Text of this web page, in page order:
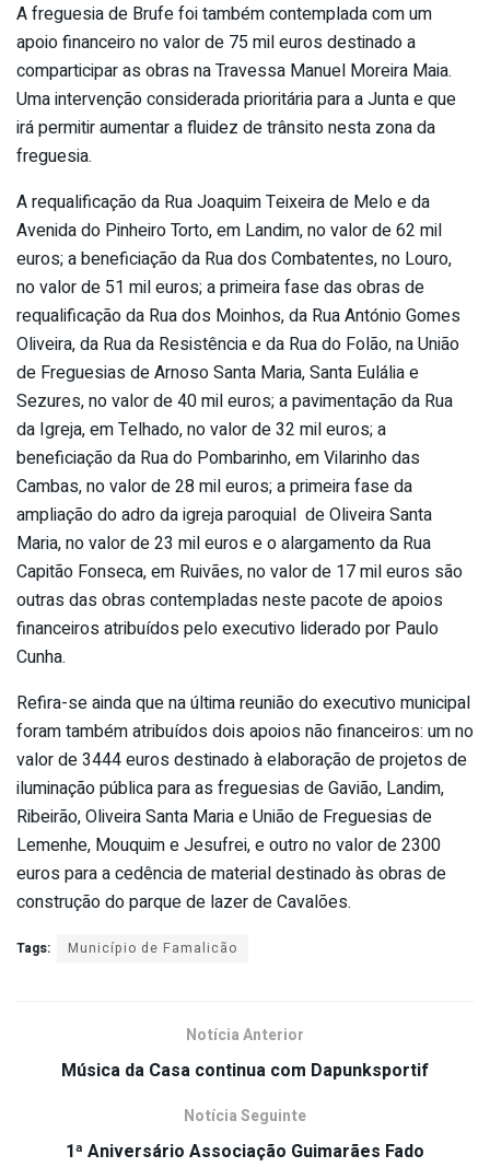
A freguesia de Brufe foi também contemplada com um
apoio financeiro no valor de 75 mil euros destinado a
comparticipar as obras na Travessa Manuel Moreira Maia.
Uma intervenção considerada prioritária para a Junta e que
irá permitir aumentar a fluidez de trânsito nesta zona da
freguesia.
A requalificação da Rua Joaquim Teixeira de Melo e da
Avenida do Pinheiro Torto, em Landim, no valor de 62 mil
euros; a beneficiação da Rua dos Combatentes, no Louro,
no valor de 51 mil euros; a primeira fase das obras de
requalificação da Rua dos Moinhos, da Rua António Gomes
Oliveira, da Rua da Resistência e da Rua do Folão, na União
de Freguesias de Arnoso Santa Maria, Santa Eulália e
Sezures, no valor de 40 mil euros; a pavimentação da Rua
da Igreja, em Telhado, no valor de 32 mil euros; a
beneficiação da Rua do Pombarinho, em Vilarinho das
Cambas, no valor de 28 mil euros; a primeira fase da
ampliação do adro da igreja paroquial de Oliveira Santa
Maria, no valor de 23 mil euros e o alargamento da Rua
Capitão Fonseca, em Ruivães, no valor de 17 mil euros são
outras das obras contempladas neste pacote de apoios
financeiros atribuídos pelo executivo liderado por Paulo
Cunha.
Refira-se ainda que na última reunião do executivo municipal
foram também atribuídos dois apoios não financeiros: um no
valor de 3444 euros destinado à elaboração de projetos de
iluminação pública para as freguesias de Gavião, Landim,
Ribeirão, Oliveira Santa Maria e União de Freguesias de
Lemenhe, Mouquim e Jesufrei, e outro no valor de 2300
euros para a cedência de material destinado às obras de
construção do parque de lazer de Cavalões.
Tags: Município de Famalicão
Notícia Anterior
Música da Casa continua com Dapunksportif
Notícia Seguinte
1ª Aniversário Associação Guimarães Fado